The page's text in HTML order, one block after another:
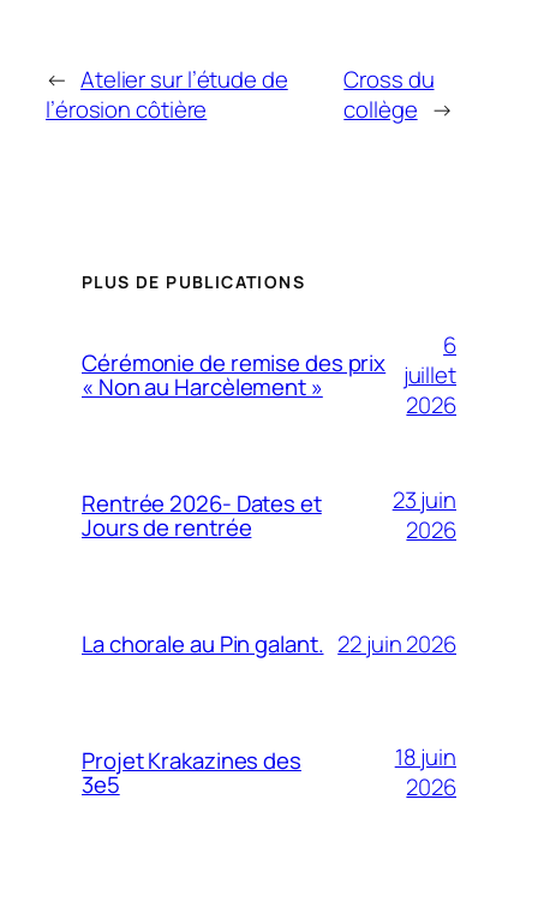
← Atelier sur l’étude de
l’érosion côtière
Cross du
collège →
PLUS DE PUBLICATIONS
Cérémonie de remise des prix
« Non au Harcèlement »
6
juillet
2026
Rentrée 2026- Dates et
Jours de rentrée
23 juin
2026
La chorale au Pin galant. 22 juin 2026
Projet Krakazines des
3e5
18 juin
2026